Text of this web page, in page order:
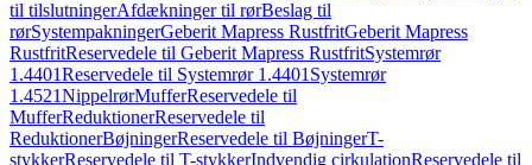
til tilslutningerAfdækninger til rørBeslag til
rørSystempakningerGeberit Mapress RustfritGeberit Mapress
RustfritReservedele til Geberit Mapress RustfritSystemrør
1.4401Reservedele til Systemrør 1.4401 Systemrør
1.4521NippelrørMufferReservedele til
MufferReduktionerReservedele til
ReduktionerBøjningerReservedele til BøjningerT-
stykkerReservedele til T-stykkerIndvendig cirkulationReservedele til